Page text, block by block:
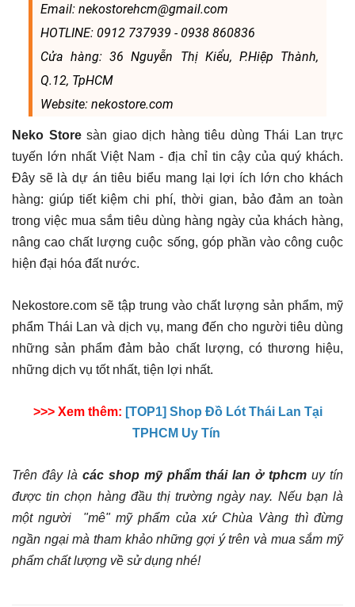
Email: nekostorehcm@gmail.com
HOTLINE: 0912 737939 - 0938 860836
Cửa hàng: 36 Nguyễn Thị Kiểu, P.Hiệp Thành,
Q.12, TpHCM
Website: nekostore.com
Neko Storesàn giao dịch hàng tiêu dùng Thái Lan trực
tuyến lớn nhất Việt Nam - địa chỉ tin cậy của quý khách.
Đây sẽ là dự án tiêu biểu mang lại lợi ích lớn cho khách
hàng: giúp tiết kiệm chi phí, thời gian, bảo đảm an toàn
trong việc mua sắm tiêu dùng hàng ngày của khách hàng,
nâng cao chất lượng cuộc sống, góp phần vào công cuộc
hiện đại hóa đất nước.
Nekostore.com sẽ tập trung vào chất lượng sản phẩm, mỹ
phẩm Thái Lan và dịch vụ, mang đến cho người tiêu dùng
những sản phẩm đảm bảo chất lượng, có thương hiệu,
những dịch vụ tốt nhất, tiện lợi nhất.
>>> Xem thêm: [TOP1] Shop Đồ Lót Thái Lan Tại
TPHCM Uy Tín
Trên đây là các shop mỹ phẩm thái lan ở tphcm uy tín
được tin chọn hàng đầu thị trường ngày nay. Nếu bạn là
một người "mê" mỹ phẩm của xứ Chùa Vàng thì đừng
ngần ngại mà tham khảo những gợi ý trên và mua sắm mỹ
phẩm chất lượng về sử dụng nhé!